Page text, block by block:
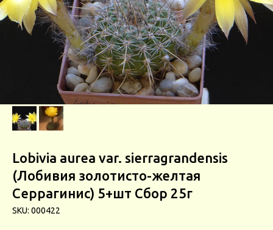
Lobivia aurea var. sierragrandensis
(Лобивия золотисто-желтая
Серрагинис) 5+шт Сбор 25г
SKU: 000422